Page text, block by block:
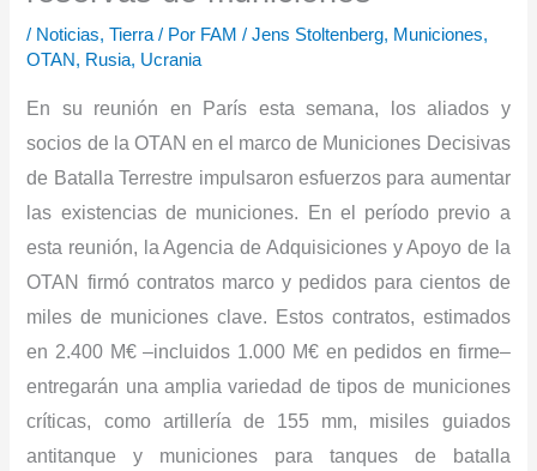
/ Noticias,Tierra/ Por FAM/Jens Stoltenberg, Municiones,
OTAN, Rusia, Ucrania
En su reunión en París esta semana, los aliados y
socios de la OTAN en el marco de Municiones Decisivas
de Batalla Terrestre impulsaron esfuerzos para aumentar
las existencias de municiones.
En el período previo a
esta reunión, la Agencia de Adquisiciones y Apoyo de la
OTAN firmó contratos marco y pedidos para cientos de
miles de municiones clave.
Estos contratos, estimados
en 2.400 M€ –incluidos 1.000 M€ en pedidos en firme–
entregarán una amplia variedad de tipos de municiones
críticas, como artillería de 155 mm, misiles guiados
antitanque y municiones para tanques de batalla